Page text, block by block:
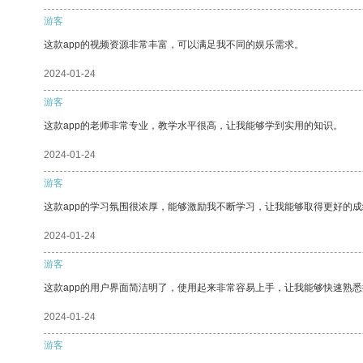
游客
这款app的视频资源非常丰富，可以满足我不同的娱乐需求。
2024-01-24
游客
这款app的老师非常专业，教学水平很高，让我能够学到实用的知识。
2024-01-24
游客
这款app的学习氛围很浓厚，能够激励我不断学习，让我能够取得更好的
2024-01-24
游客
这款app的用户界面简洁明了，使用起来非常容易上手，让我能够快速熟
2024-01-24
游客